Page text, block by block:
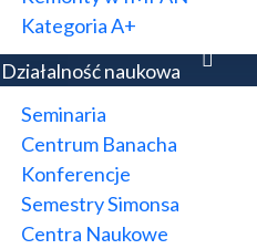
Kategoria A+
Działalność naukowa
Seminaria
Centrum Banacha
Konferencje
Semestry Simonsa
Centra Naukowe